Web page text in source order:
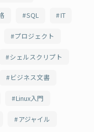
SQL IT
プロジェクト
シェルスクリプト
ビジネス文書
Linux入門
アジャイル